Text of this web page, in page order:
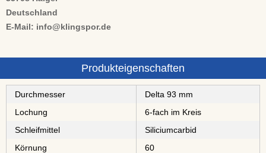
Deutschland
E-Mail: info@klingspor.de
Produkteigenschaften
Durchmesser
Delta 93 mm
Lochung
6-fach im Kreis
Schleifmittel
⁠⁠⁠⁠⁠⁠⁠⁠Siliciumcarbid
Körnung
60